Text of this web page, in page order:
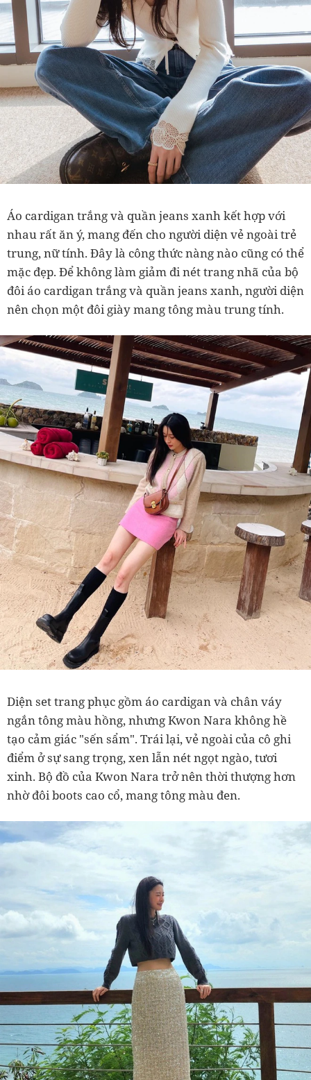
Áo cardigan trắng và quần jeans xanh kết hợp với
nhau rất ăn ý, mang đến cho người diện vẻ ngoài trẻ
trung, nữ tính. Đây là công thức nàng nào cũng có thể
mặc đẹp. Để không làm giảm đi nét trang nhã của bộ
đôi áo cardigan trắng và quần jeans xanh, người diện
nên chọn một đôi giày mang tông màu trung tính.
Diện set trang phục gồm áo cardigan và chân váy
ngắn tông màu hồng, nhưng Kwon Nara không hề
tạo cảm giác "sến sẩm". Trái lại, vẻ ngoài của cô ghi
điểm ở sự sang trọng, xen lẫn nét ngọt ngào, tươi
xinh. Bộ đồ của Kwon Nara trở nên thời thượng hơn
nhờ đôi boots cao cổ, mang tông màu đen.